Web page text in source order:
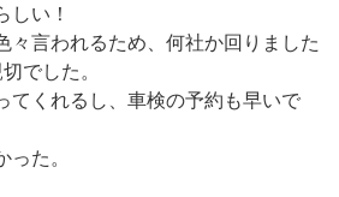
しい！
々言われるため、何社か回りました
でした。
てくれるし、車検の予約も早いで
った。